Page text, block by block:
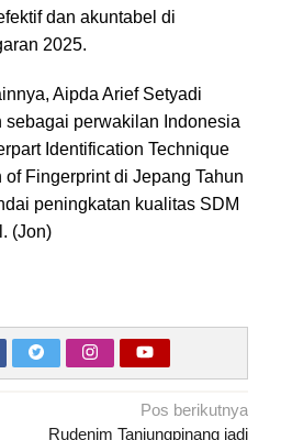
dan akuntabel di
2025.
Aipda Arief Setyadi
sebagai perwakilan Indonesia
Identification Technique
Fingerprint di Jepang Tahun
peningkatan kualitas SDM
(Jon)
Pos berikutnya
Rudenim Tanjungpinang jadi